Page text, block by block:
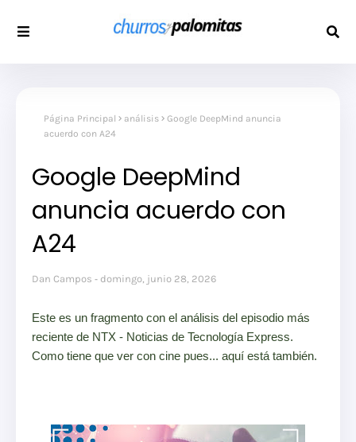
Página Principal análisis
Google DeepMind anuncia
acuerdo con A24
Google DeepMind
anuncia acuerdo con
A24
Dan Campos domingo, junio 28, 2026
Este es un fragmento con el análisis del episodio más
reciente de NTX - Noticias de Tecnología Express.
Como tiene que ver con cine pues... aquí está también.